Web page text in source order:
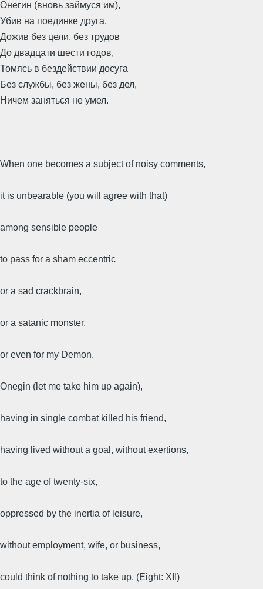
Онегин (вновь займуся им),
Убив на поединке друга,
Дожив без цели, без трудов
До двадцати шести годов,
Томясь в бездействии досуга
Без службы, без жены, без дел,
Ничем заняться не умел.
When one becomes a subject of noisy comments,
it is unbearable (you will agree with that)
among sensible people
to pass for a sham eccentric
or a sad crackbrain,
or a satanic monster,
or even for my Demon.
Onegin (let me take him up again),
having in single combat killed his friend,
having lived without a goal, without exertions,
to the age of twenty-six,
oppressed by the inertia of leisure,
without employment, wife, or business,
could think of nothing to take up. (Eight: XII)